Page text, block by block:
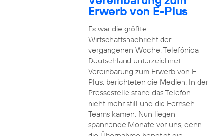
Erwerb von E-Plus
Es war die größte
Wirtschaftsnachricht der
vergangenen Woche: Telefónica
Deutschland unterzeichnet
Vereinbarung zum Erwerb von E-
Plus, berichteten die Medien. In der
Pressestelle stand das Telefon
nicht mehr still und die Fernseh-
Teams kamen. Nun liegen
spannende Monate vor uns, denn